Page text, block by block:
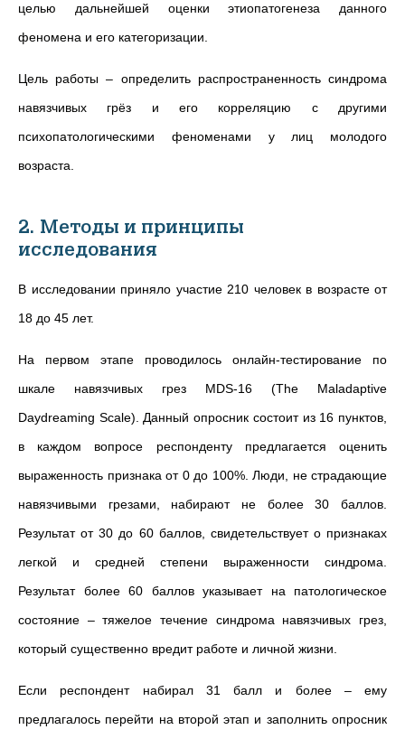
целью дальнейшей оценки этиопатогенеза данного
феномена и его категоризации.
Цель работы – определить распространенность синдрома
навязчивых грёз и его корреляцию с другими
психопатологическими феноменами у лиц молодого
возраста.
2. Методы и принципы
исследования
В исследовании приняло участие 210 человек в возрасте от
18 до 45 лет.
На первом этапе проводилось онлайн-тестирование по
шкале навязчивых грез MDS-16 (The Maladaptive
Daydreaming Scale) . Данный опросник состоит из 16 пунктов,
в каждом вопросе респонденту предлагается оценить
выраженность признака от 0 до 100%. Люди, не страдающие
навязчивыми грезами, набирают не более 30 баллов.
Результат от 30 до 60 баллов, свидетельствует о признаках
легкой и средней степени выраженности синдрома.
Результат более 60 баллов указывает на патологическое
состояние – тяжелое течение синдрома навязчивых грез,
который существенно вредит работе и личной жизни.
Если респондент набирал 31 балл и более – ему
предлагалось перейти на второй этап и заполнить опросник